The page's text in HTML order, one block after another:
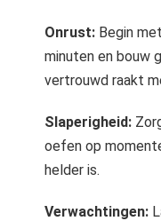
Onrust: Begin
minuten en bouw
vertrouwd raakt
Slaperigheid:
oefen op
helder is.
Verwachtingen: